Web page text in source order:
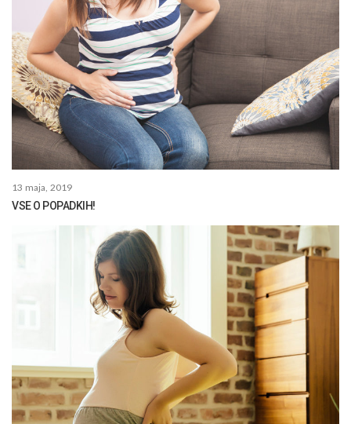
13 maja, 2019
VSE O POPADKIH!